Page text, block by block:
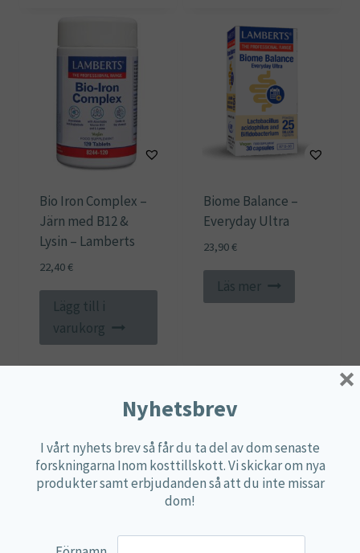
Bio Iron Complex –
Järn med B12 &
Lysin – Lamberts
22,40€
Lägg till i
varukorg
Biome Balance –
Everyday Ultra
23,90€
Läs mer
Nyhetsbrev
I vårt nyhets brev så får du ta del av dom senaste
forskningarna Inom kosttillskott. Vi skickar om nya
produkter samt erbjudanden så att du inte missar
dom!
×